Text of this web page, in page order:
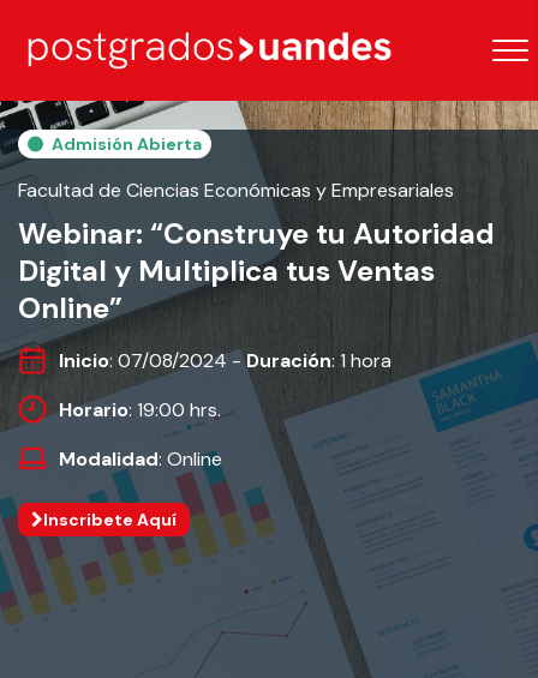
Admisión Abierta
Facultad de Ciencias Económicas y Empresariales
Webinar: “Construye tu Autoridad
Digital y Multiplica tus Ventas
Online”
Inicio: 07/08/2024 -Duración: 1 hora
Horario: 19:00 hrs.
Modalidad: Online
Inscribete Aquí